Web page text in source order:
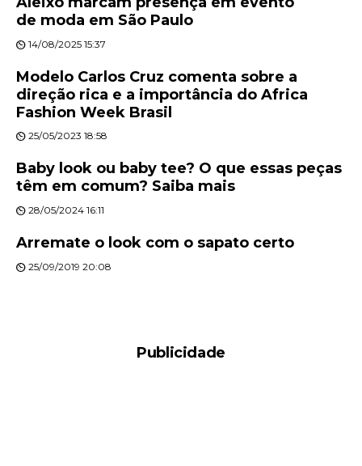
de moda em São Paulo
14/08/2025 15:37
Modelo Carlos Cruz comenta sobre a
direção rica e a importância do Africa
Fashion Week Brasil
25/05/2023 18:58
Baby look ou baby tee? O que essas peças
têm em comum? Saiba mais
28/05/2024 16:11
Arremate o look com o sapato certo
25/09/2019 20:08
Publicidade